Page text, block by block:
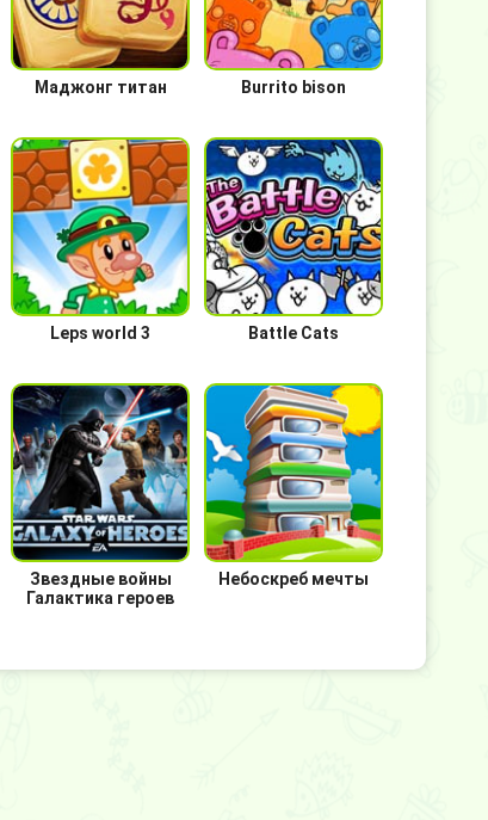
Маджонг титан Burrito bison
Leps world 3 Battle Cats
Звездные войны
Галактика героев
Небоскреб мечты